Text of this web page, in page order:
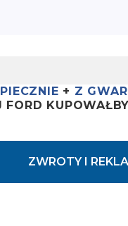
+ Z
FORD
ZWROTY I